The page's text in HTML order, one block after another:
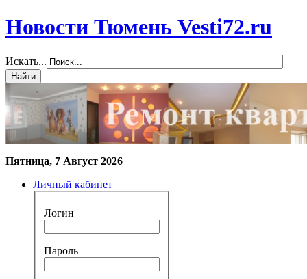
Новости Тюмень Vesti72.ru
Искать...
Пятница, 7 Август 2026
Личный кабинет
Логин
Пароль